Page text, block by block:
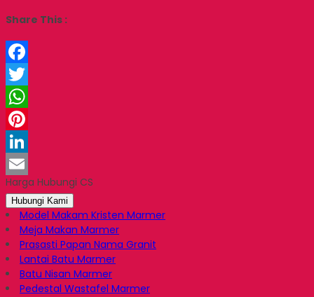
Share This :
Facebook
Twitter
WhatsApp
Pinterest
LinkedIn
Email
Harga Hubungi CS
Hubungi Kami
Model Makam Kristen Marmer
Meja Makan Marmer
Prasasti Papan Nama Granit
Lantai Batu Marmer
Batu Nisan Marmer
Pedestal Wastafel Marmer